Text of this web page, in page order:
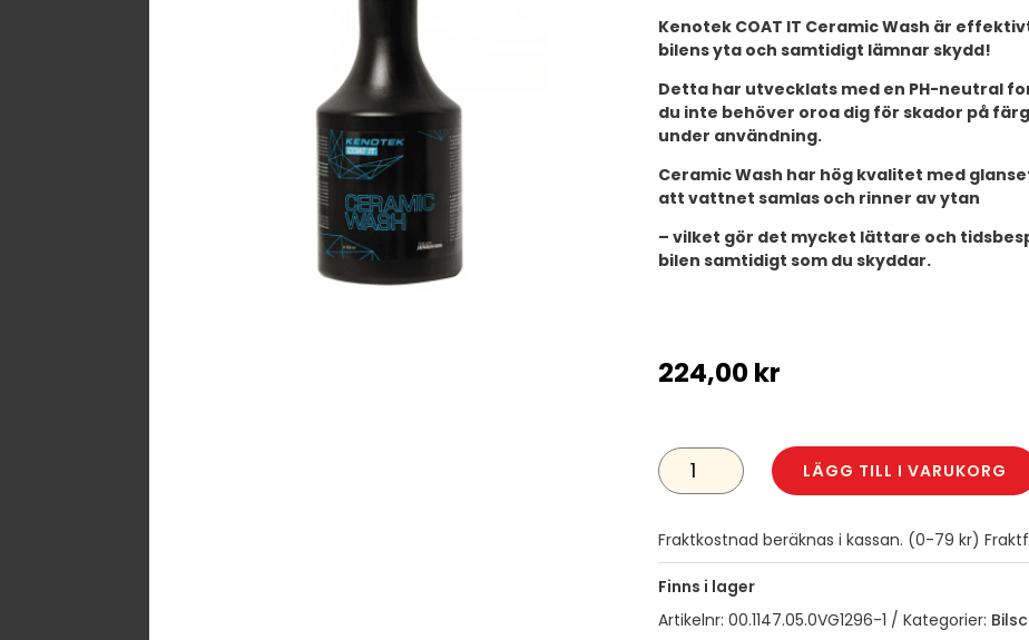
Kenotek COAT IT Ceramic Wash är
bilens yta och samtidigt lämnar skydd!
Detta har utvecklats med en PH-neutral
du inte behöver oroa dig för skador på
under användning.
Ceramic Wash har hög kvalitet med
att vattnet samlas och rinner av ytan
– vilket gör det mycket lättare och
bilen samtidigt som du skyddar.
224,00 kr
KENOTEK
PRO
CERAMIC
WASH
MÄNGD
LÄGG TILL I VARUKORG
Fraktkostnad beräknas i kassan. (0-79 kr)
Finns i lager
Artikelnr: 00.1147.05.0VG1296-1 Kategorier: